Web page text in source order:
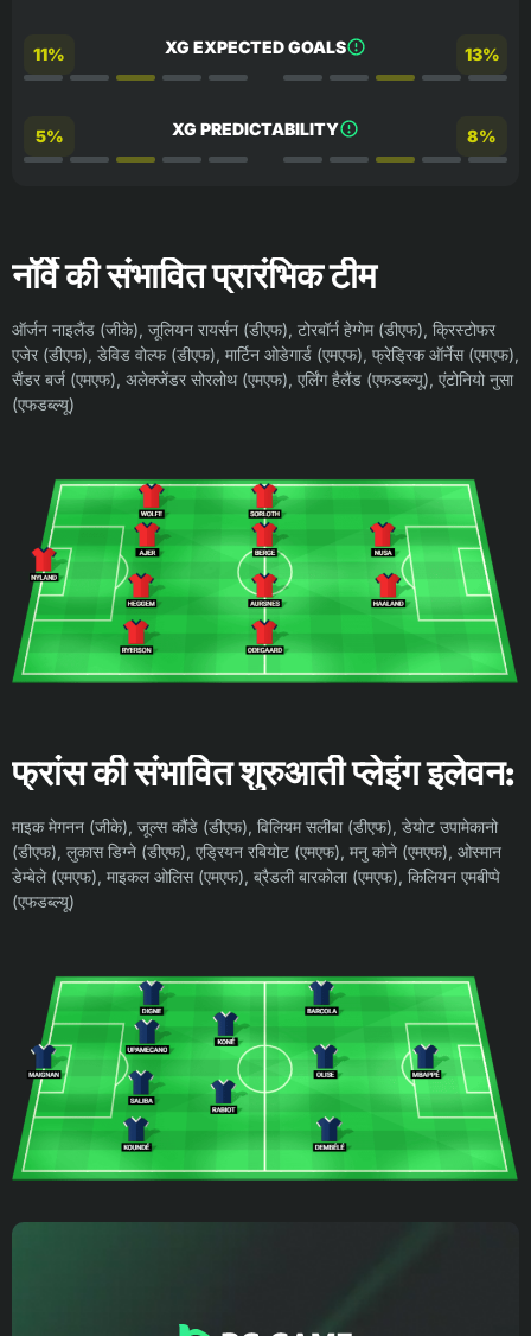
XG EXPECTED GOALS
11% 13%
XG PREDICTABILITY
5% 8%
नॉर्वे की संभावित प्रारंभिक टीम
ऑर्जन नाइलैंड (जीके), जूलियन रायर्सन (डीएफ), टोरबॉर्न हेग्गेम (डीएफ), क्रिस्टोफर
एजेर (डीएफ), डेविड वोल्फ (डीएफ), मार्टिन ओडेगार्ड (एमएफ), फ्रेड्रिक ऑर्नेस (एमएफ),
सैंडर बर्ज (एमएफ), अलेक्जेंडर सोरलोथ (एमएफ), एर्लिंग हैलैंड (एफडब्ल्यू), एंटोनियो नुसा
(एफडब्ल्यू)
फ्रांस की संभावित शुरुआती प्लेइंग इलेवन:
माइक मेगनन (जीके), जूल्स कौंडे (डीएफ), विलियम सलीबा (डीएफ), डेयोट उपामेकानो
(डीएफ), लुकास डिग्ने (डीएफ), एड्रियन रबियोट (एमएफ), मनु कोने (एमएफ), ओस्मान
डेम्बेले (एमएफ), माइकल ओलिस (एमएफ), ब्रैडली बारकोला (एमएफ), किलियन एमबीप्पे
(एफडब्ल्यू)